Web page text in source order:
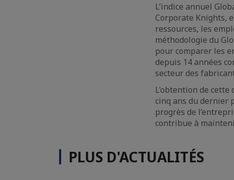
L’indice annuel
Corporate Knights,
ressources, les
méthodologie du
pour comparer les
depuis 14 années
secteur des
L’obtention de
cinq ans du dernier
progrès de
contribue à
PLUS D'ACTUALITÉS